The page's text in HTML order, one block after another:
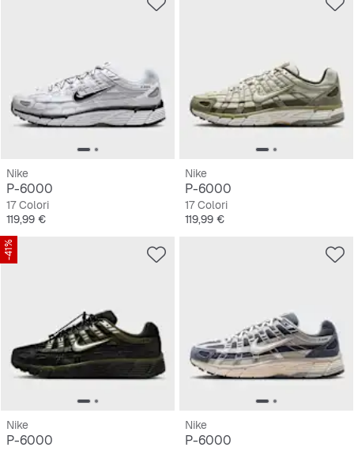
Nike
P-6000
17 Colori
Prezzo
119,99 €
Nike
P-6000
17 Colori
Prezzo
119,99 €
-41%
Nike
P-6000
Nike
P-6000